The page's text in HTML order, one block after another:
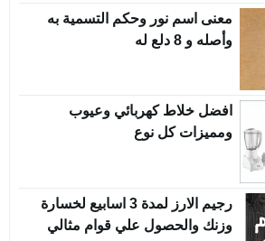
معنى اسم نور وحكم التسمية به
وأصله و 8 دلع له
افضل خلاط كهربائي وعيوب
ومميزات كل نوع
رجيم الارز لمدة 3 اسابيع لخسارة
وزنك والحصول علي قوام مثالي